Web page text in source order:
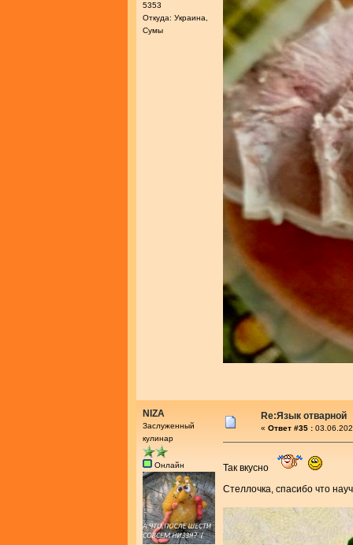
5353
Откуда: Украина,
Сумы
NIZA
Заслуженный
кулинар
Онлайн
Re:Язык отварной
« Ответ #35 :
Так вкусно
Стеллочка, спасибо что